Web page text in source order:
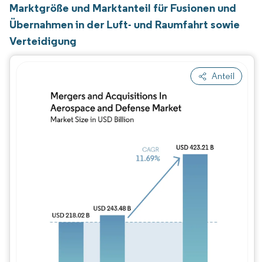
Marktgröße und Marktanteil für Fusionen und
Übernahmen in der Luft- und Raumfahrt sowie
Verteidigung
Anteil
Bild © Mordor Intelligence.